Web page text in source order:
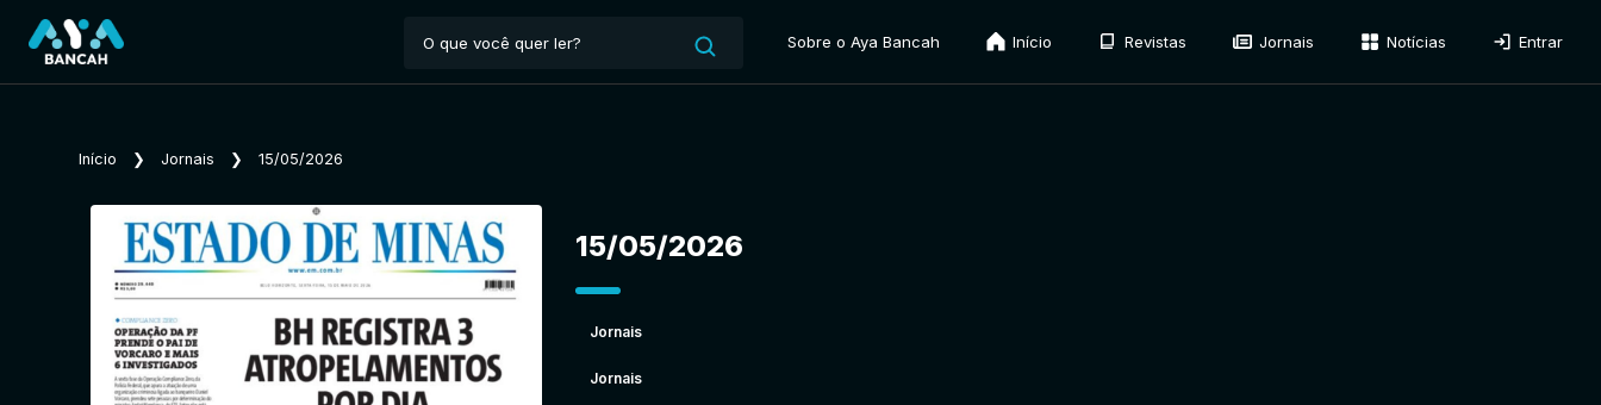
Sobre o Aya Bancah Início Revistas Jornais Notícias Entrar
Início ❯ Jornais ❯ 15/05/2026
15/05/2026
Jornais
Jornais